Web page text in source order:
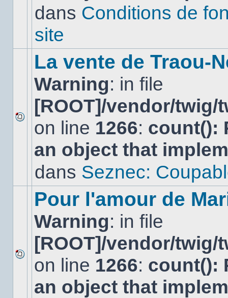
sujet.
dans Conditions de
site
Aucun
nouveau
message
non-
dans
La vente de Traou-
Warning: in file
[ROOT]/vendor/
on line 1266: count():
an object that
dans Seznec:
Aucun
nouveau
message
non-
Pour l'amour de
Warning: in file
[ROOT]/vendor/
on line 1266: count():
an object that